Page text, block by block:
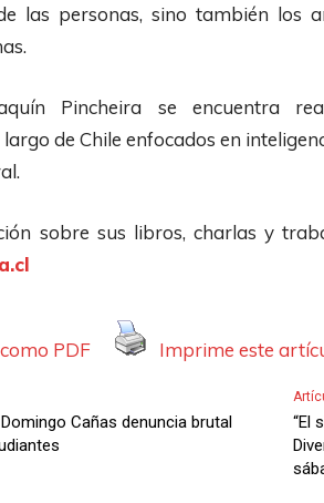
las personas, sino también los
Pincheira se encuentra
de Chile enfocados en
sobre sus libros, charlas y
PDF Imprime este
Cañas denuncia brutal
“El